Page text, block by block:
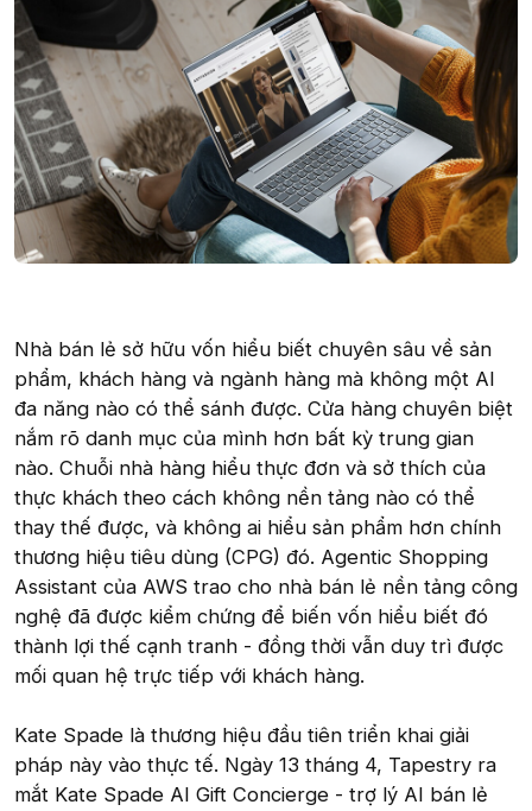
Nhà bán lẻ sở hữu vốn hiểu biết chuyên sâu về sản
phẩm, khách hàng và ngành hàng mà không một AI
đa năng nào có thể sánh được. Cửa hàng chuyên biệt
nắm rõ danh mục của mình hơn bất kỳ trung gian
nào. Chuỗi nhà hàng hiểu thực đơn và sở thích của
thực khách theo cách không nền tảng nào có thể
thay thế được, và không ai hiểu sản phẩm hơn chính
thương hiệu tiêu dùng (CPG) đó. Agentic Shopping
Assistant của AWS trao cho nhà bán lẻ nền tảng công
nghệ đã được kiểm chứng để biến vốn hiểu biết đó
thành lợi thế cạnh tranh - đồng thời vẫn duy trì được
mối quan hệ trực tiếp với khách hàng.
Kate Spade là thương hiệu đầu tiên triển khai giải
pháp này vào thực tế. Ngày 13 tháng 4, Tapestry ra
mắt Kate Spade AI Gift Concierge - trợ lý AI bán lẻ